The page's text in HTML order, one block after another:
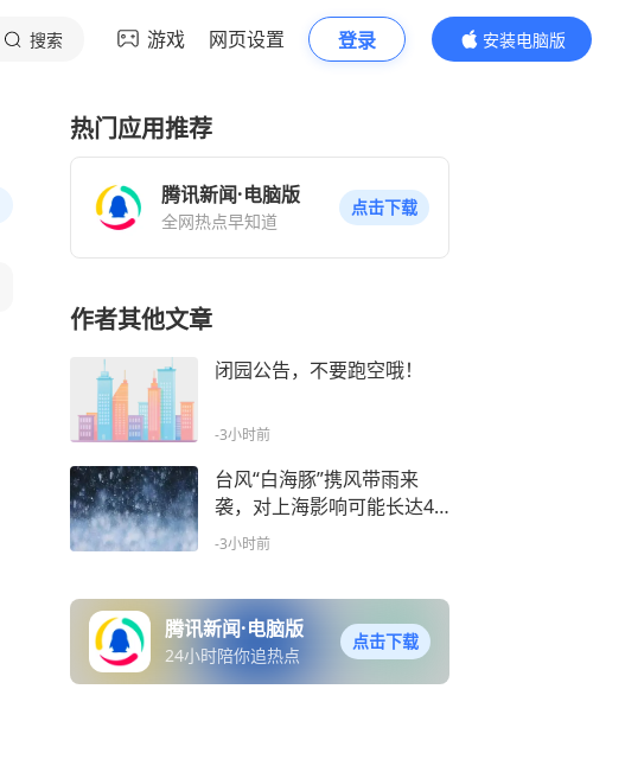
搜索 游戏 网页设置 登录
安装电脑版
内容更精彩
热门应用推荐
腾讯新闻·电脑版
全网热点早知道
点击下载
作者其他文章
闭园公告，不要跑空哦！
-3小时前
台风“白海豚”携风带雨来
袭，对上海影响可能长达4
天
-3小时前
腾讯新闻·电脑版
24小时陪你追热点
点击下载